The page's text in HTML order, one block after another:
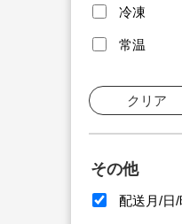
冷凍
常温
クリア
その他
配送月/日